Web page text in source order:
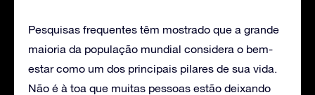
Pesquisas frequentes têm mostrado que a grande
maioria da população mundial considera o bem-
estar como um dos principais pilares de sua vida.
Não é à toa que muitas pessoas estão deixando